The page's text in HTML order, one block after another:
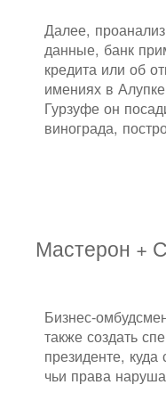
Далее,
данные, банк
кредита или об
имениях в
Гурзуфе он
винограда,
Мастерон +
Бизнес-
также создать
президенте,
чьи права